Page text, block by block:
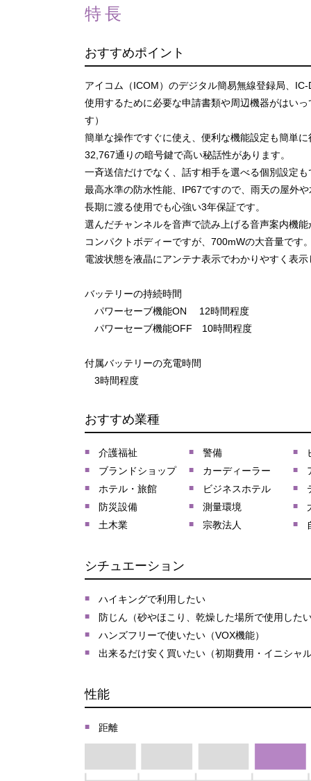
特長
おすすめポイント
アイコム（ICOM）のデジタル簡易無線登録局、IC-
使用するために必要な申請書類や周辺機器がはい
す）
簡単な操作ですぐに使え、便利な機能設定も簡単に
32,767通りの暗号鍵で高い秘話性があります。
一斉送信だけでなく、話す相手を選べる個別設定も
最高水準の防水性能、IP67ですので、雨天の屋外
長期に渡る使用でも心強い3年保証です。
選んだチャンネルを音声で読み上げる音声案内機
コンパクトボディーですが、700mWの大音量です
電波状態を液晶にアンテナ表示でわかりやすく表
バッテリーの持続時間
パワーセーブ機能ON 12時間程度
パワーセーブ機能OFF 10時間程度
付属バッテリーの充電時間
3時間程度
おすすめ業種
介護福祉 警備
ブランドショップ
カーディーラー
ホテル・旅館
ビジネスホテル
防災設備
測量環境
土木業
宗教法人
シチュエーション
ハイキングで利用したい
防じん（砂やほこり、乾燥した場所で使用した
ハンズフリーで使いたい（VOX機能）
出来るだけ安く買いたい（初期費用・イニシャ
性能
距離